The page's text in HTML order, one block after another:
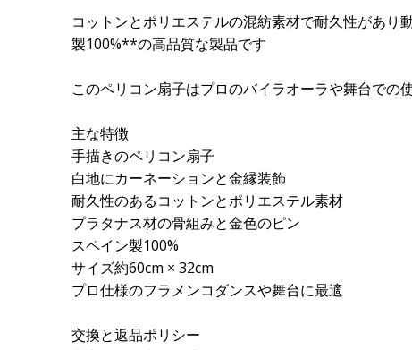
コットンとポリエステルの混紡素材で耐久性があ
製100%**の高品質な製品です
このペリコン扇子はプロのバイラオーラや舞台で
主な特徴
手描きのペリコン扇子
白地にカーネーションと金縁装飾
耐久性のあるコットンとポリエステル素材
プラタナス材の骨組みと金色のピン
スペイン製100%
サイズ約60cm × 32cm
プロ仕様のフラメンコダンスや舞台に最適
交換と返品ポリシー